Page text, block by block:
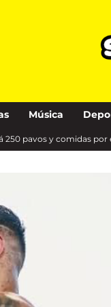
Música
250 pavos y comidas por